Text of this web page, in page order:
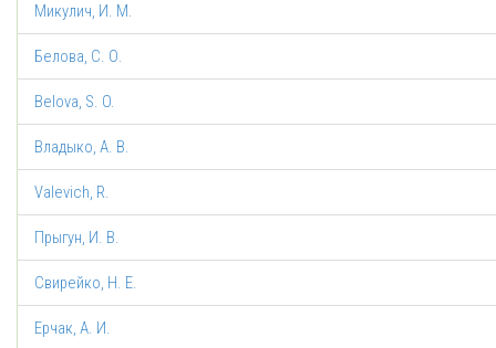
Микулич, И. М.
Белова, С. О.
Belova, S. O.
Владыко, А. В.
Valevich, R.
Прыгун, И. В.
Свирейко, Н. Е.
Ерчак, А. И.